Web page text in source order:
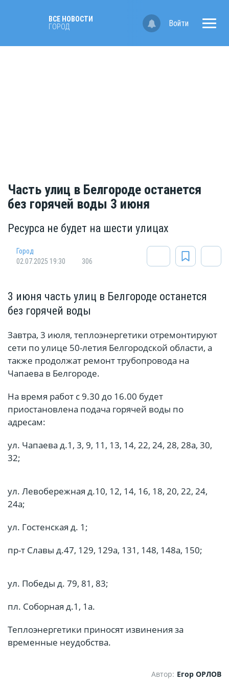
ВСЕ НОВОСТИ
ГОРОД
Войти
Часть улиц в Белгороде останется
без горячей воды 3 июня
Ресурса не будет на шести улицах
Город
02.07.2025 19:30
306
3 июня часть улиц в Белгороде останется
без горячей воды
Завтра, 3 июля, теплоэнергетики отремонтируют
сети по улице 50-летия Белгородской области, а
также продолжат ремонт трубопровода на
Чапаева в Белгороде.
На время работ с 9.30 до 16.00 будет
приостановлена подача горячей воды по
адресам:
ул. Чапаева д.1, 3, 9, 11, 13, 14, 22, 24, 28, 28а, 30,
32;
ул. Левобережная д.10, 12, 14, 16, 18, 20, 22, 24,
24а;
ул. Гостенская д. 1;
пр-т Славы д.47, 129, 129а, 131, 148, 148а, 150;
ул. Победы д. 79, 81, 83;
пл. Соборная д.1, 1а.
Теплоэнергетики приносят извинения за
временные неудобства.
Автор: Егор ОРЛОВ